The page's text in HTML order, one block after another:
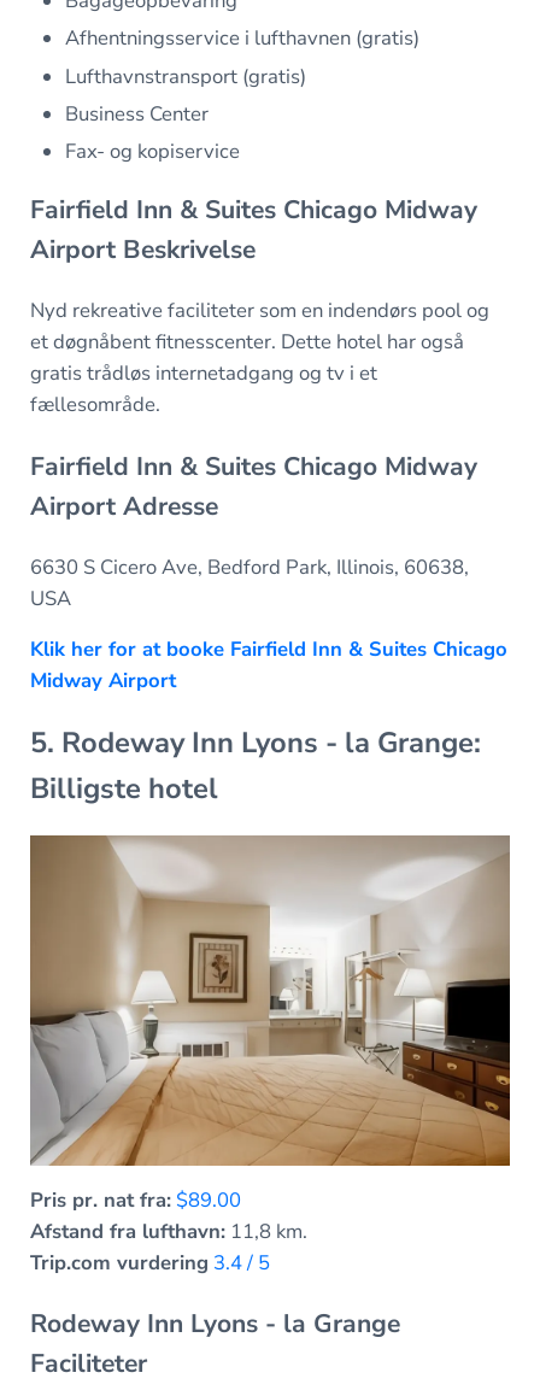
Afhentningsservice i lufthavnen (gratis)
Lufthavnstransport (gratis)
Business Center
Fax- og kopiservice
Fairfield Inn & Suites Chicago Midway
Airport Beskrivelse
Nyd rekreative faciliteter som en indendørs pool og
et døgnåbent fitnesscenter. Dette hotel har også
gratis trådløs internetadgang og tv i et
fællesområde.
Fairfield Inn & Suites Chicago Midway
Airport Adresse
6630 S Cicero Ave, Bedford Park, Illinois, 60638,
USA
Klik her for at booke Fairfield Inn & Suites Chicago
Midway Airport
5. Rodeway Inn Lyons - la Grange:
Billigste hotel
Pris pr. nat fra: $89.00
Afstand fra lufthavn:11,8 km.
Trip.com vurdering 3.4 / 5
Rodeway Inn Lyons - la Grange
Faciliteter